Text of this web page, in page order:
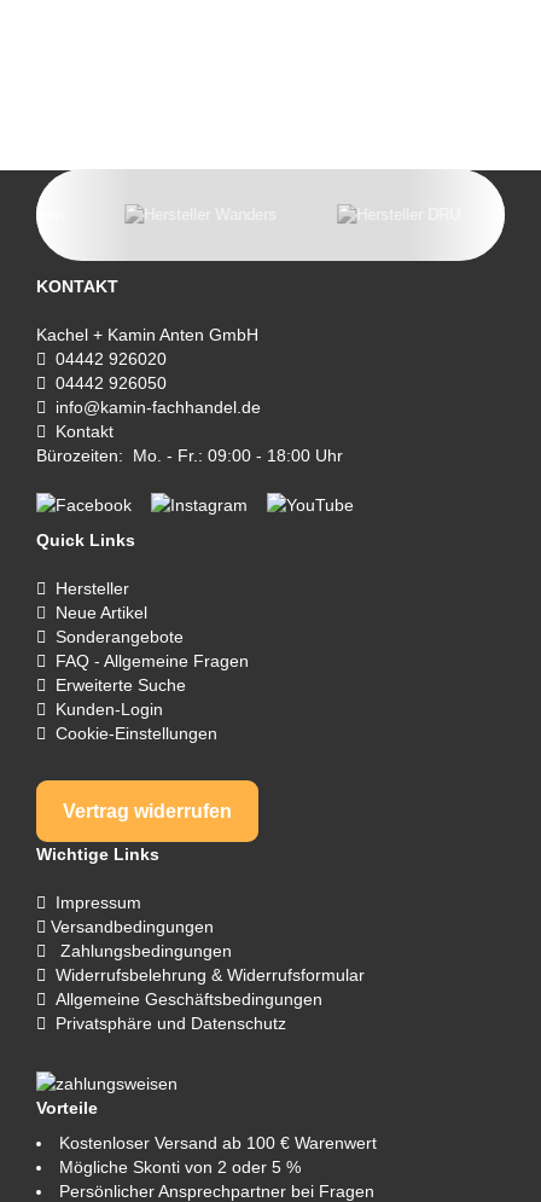
KONTAKT
Kachel + Kamin Anten GmbH
04442 926020
04442 926050
info@kamin-fachhandel.de
Kontakt
Bürozeiten: Mo. - Fr.: 09:00 - 18:00 Uhr
Quick Links
Hersteller
Neue Artikel
Sonderangebote
FAQ - Allgemeine Fragen
Erweiterte Suche
Kunden-Login
Cookie-Einstellungen
Vertrag widerrufen
Wichtige Links
Impressum
Versandbedingungen
Zahlungsbedingungen
Widerrufsbelehrung & Widerrufsformular
Allgemeine Geschäftsbedingungen
Privatsphäre und Datenschutz
Vorteile
Kostenloser Versand ab 100 € Warenwert
Mögliche Skonti von 2 oder 5 %
Persönlicher Ansprechpartner bei Fragen